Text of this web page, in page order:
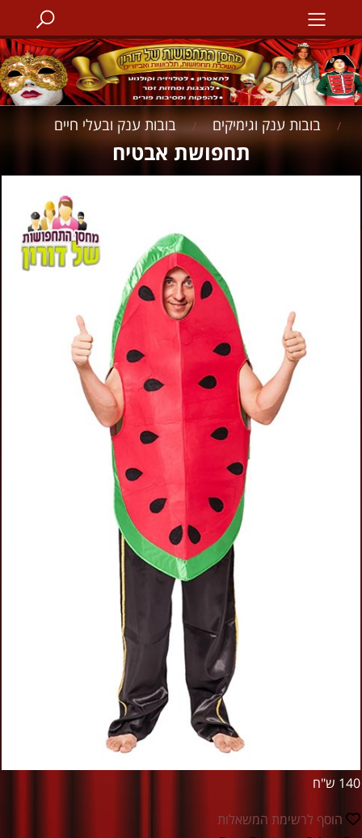
/ בובות ענק וגימיקים / בובות ענק ובעלי חיים
תחפושת אבטיח
140 ש"ח
הוסף לרשימת המשאלות